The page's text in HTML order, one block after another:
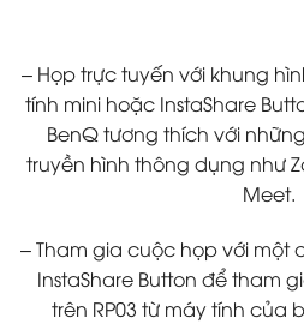
– Họp trực tuyến với khung
tính mini hoặc InstaShare
BenQ tương thích với
truyền hình thông dụng như
Meet.
– Tham gia cuộc họp với một
InstaShare Button để tham
trên RP03 từ máy tính của